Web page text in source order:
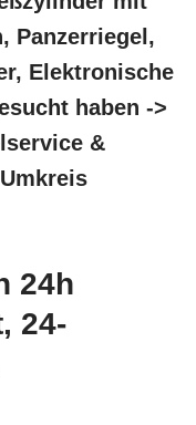
Panzerriegel,
Elektronische
haben ->
&
24h
24-